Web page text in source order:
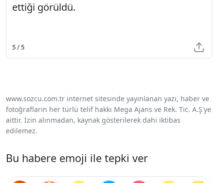
ettiği görüldü.
5 / 5
www.sozcu.com.tr internet sitesinde yayınlanan yazı, haber ve
fotoğrafların her türlü telif hakkı Mega Ajans ve Rek. Tic. A.Ş'ye
aittir. İzin alınmadan, kaynak gösterilerek dahi iktibas
edilemez.
Bu habere emoji ile tepki ver